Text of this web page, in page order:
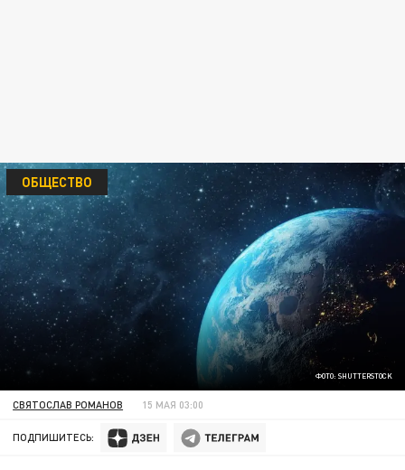
ФОТО: SHUTTERSTOCK
ОБЩЕСТВО
СВЯТОСЛАВ РОМАНОВ 15 МАЯ 03:00
ПОДПИШИТЕСЬ: